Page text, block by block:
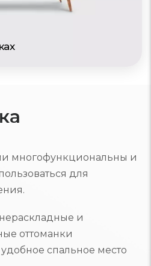
многофункциональны и
для
и
оттоманки
спальное место